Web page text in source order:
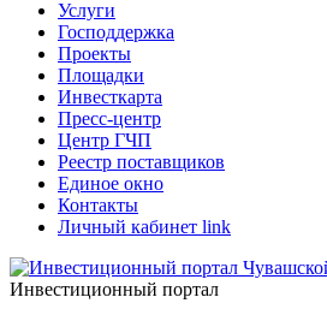
Услуги
Господдержка
Проекты
Площадки
Инвесткарта
Пресс-центр
Центр ГЧП
Реестр поставщиков
Единое окно
Контакты
Личный кабинет link
Инвестиционный портал